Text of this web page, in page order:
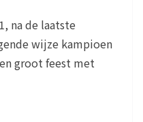
na de laatste
wijze kampioen
groot feest met